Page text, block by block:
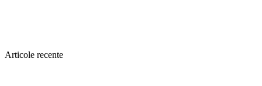
Articole recente